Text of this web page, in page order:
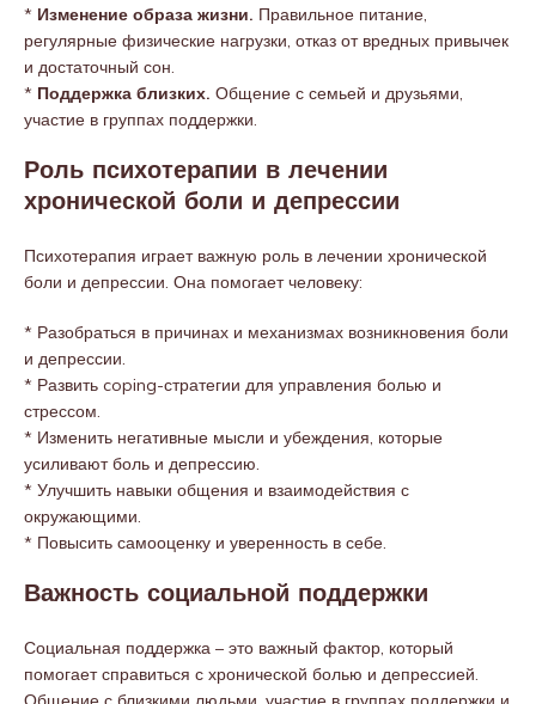
* Изменение образа жизни. Правильное питание,
регулярные физические нагрузки, отказ от вредных привычек
и достаточный сон.
* Поддержка близких. Общение с семьей и друзьями,
участие в группах поддержки.
Роль психотерапии в лечении
хронической боли и депрессии
Психотерапия играет важную роль в лечении хронической
боли и депрессии. Она помогает человеку:
* Разобраться в причинах и механизмах возникновения боли
и депрессии.
* Развить coping-стратегии для управления болью и
стрессом.
* Изменить негативные мысли и убеждения, которые
усиливают боль и депрессию.
* Улучшить навыки общения и взаимодействия с
окружающими.
* Повысить самооценку и уверенность в себе.
Важность социальной поддержки
Социальная поддержка – это важный фактор, который
помогает справиться с хронической болью и депрессией.